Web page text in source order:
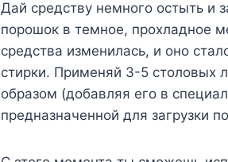
Дай средству немного остыть и
порошок в темное, прохладное
средства изменилась, и оно
стирки. Применяй 3-5 столовых
образом (добавляя его в
предназначенной для загрузки